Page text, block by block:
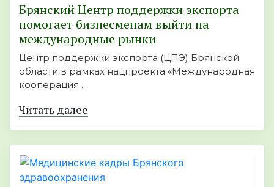
Брянский Центр поддержки экспорта
помогает бизнесменам выйти на
международные рынки
Центр поддержки экспорта (ЦПЭ) Брянской
области в рамках нацпроекта «Международная
кооперация ...
Читать далее